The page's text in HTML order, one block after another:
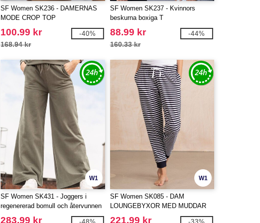
SF Women SK236 - DAMERNAS
MODE CROP TOP
100.99 kr
168.94 kr
-40%
SF Women SK237 - Kvinnors
beskurna boxiga T
88.99 kr
160.33 kr
-44%
W1
SF Women SK431 - Joggers i
regenererad bomull och återvunnen
polyester
283.99 kr
W1
SF Women SK085 - DAM
LOUNGEBYXOR MED MUDDAR
221.99 kr